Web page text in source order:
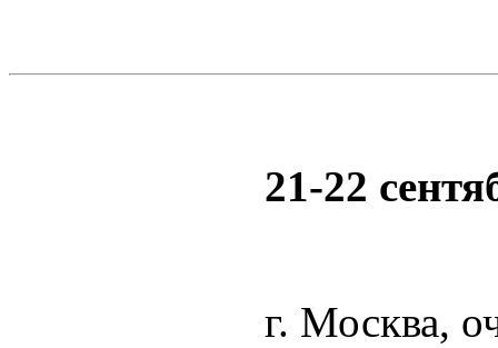
21-22
г. Москва,